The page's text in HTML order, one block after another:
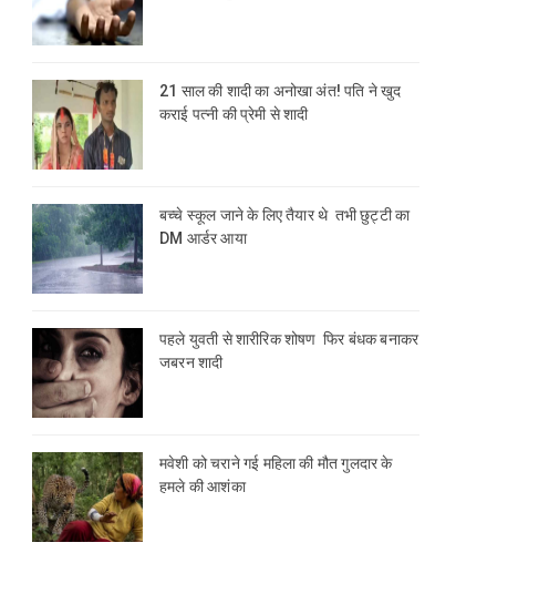
21 साल की शादी का अनोखा अंत! पति ने खुद
कराई पत्नी की प्रेमी से शादी
बच्चे स्कूल जाने के लिए तैयार थे तभी छुट्टी का
DM आर्डर आया
पहले युवती से शारीरिक शोषण फिर बंधक बनाकर
जबरन शादी
मवेशी को चराने गई महिला की मौत गुलदार के
हमले की आशंका